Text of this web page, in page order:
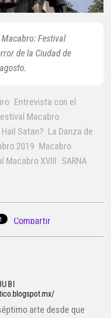
Festival
de la Ciudad de
Entrevista con el
Macabro
Hail Satan? La Danza de
2019 Macabro
Macabro XVIII SARNA
Compartir
arte desde que